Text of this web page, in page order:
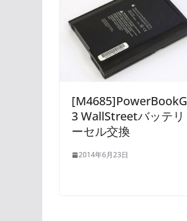
[M4685]PowerBookG
3 WallStreetバッテリ
ーセル交換
2014年6月23日